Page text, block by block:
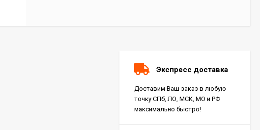
Экспресс доставка
Доставим Ваш заказ в любую
точку СПб, ЛО, МСК, МО и РФ
максимально быстро!